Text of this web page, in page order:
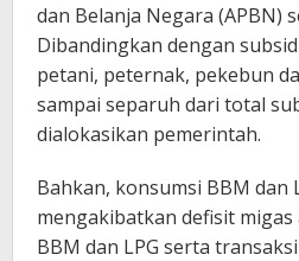
dan Belanja Negara (APBN)
Dibandingkan dengan
petani, peternak, pekebun
sampai separuh dari total
dialokasikan pemerintah.
Bahkan, konsumsi BBM dan
mengakibatkan defisit
BBM dan LPG serta